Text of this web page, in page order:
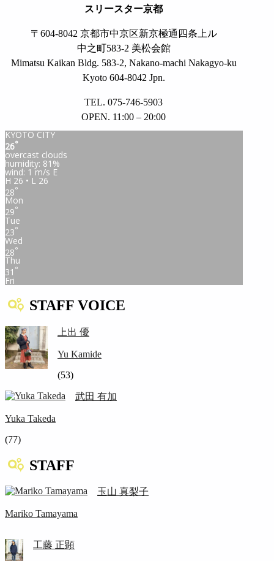
スリースター京都
〒604-8042 京都市中京区新京極通四条上ル
中之町583-2 美松会館
Mimatsu Kaikan Bldg. 583-2, Nakano-machi Nakagyo-ku
Kyoto 604-8042 Jpn.
TEL. 075-746-5903
OPEN. 11:00 – 20:00
KYOTO CITY
26°
overcast clouds
humidity: 81%
wind: 1 m/s E
H 26 • L 26
28°
Mon
29°
Tue
23°
Wed
28°
Thu
31 °
Fri
STAFF VOICE
上出 優
Yu Kamide
(53)
武田 有加
Yuka Takeda
(77)
STAFF
玉山 真梨子
Mariko Tamayama
工藤 正顕